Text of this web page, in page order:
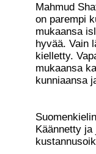
Mahmud
on parempi
mukaansa
hyvää. Vain
kielletty.
mukaansa
kunniaansa
Käännetty